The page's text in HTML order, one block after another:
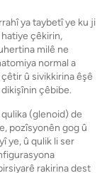
ya taybetî ye ku ji
çêkirin,
milê ne
normal a
û sivikkirina êşê
çêbibe.
(glenoid) de
pozîsyonên gog û
ye, û qulik li ser
rakirina dest